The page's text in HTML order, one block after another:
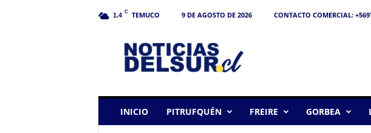
1.4 C TEMUCO 9 DE AGOSTO DE 2026 CONTACTO COMERCIAL:
INICIO PITRUFQUÉN FREIRE GORBEA